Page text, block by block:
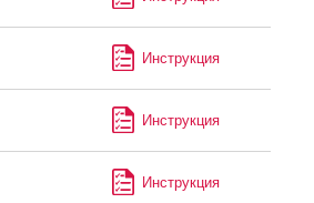
Инструкция
Инструкция
Инструкция